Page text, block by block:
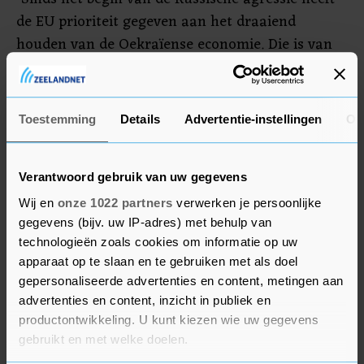
Toestemming Details Advertentie-instellingen
Verantwoord gebruik van uw gegevens
Wij en onze 1022 partners verwerken je persoonlijke
gegevens (bijv. uw IP-adres) met behulp van
technologieën zoals cookies om informatie op uw
apparaat op te slaan en te gebruiken met als doel
gepersonaliseerde advertenties en content, metingen aan
advertenties en content, inzicht in publiek en
productontwikkeling. U kunt kiezen wie uw gegevens
gebruikt en met welke doelen.
de EU prioriteit gegeven aan het draaiend
houden van de Oekraïense economie. Die is van
cruciaal belang om Oekraïne te helpen deze
oorlog te winnen en na de oorlog weer op eigen
benen te staan", aldus Valdis Dombrovskis,
vicevoorzitter van de Europese Commissie en
Bilaterale handel
Vorig jaar bedroeg de bilaterale handel tussen de
EU en Oekraïne meer dan 52 miljard euro. Dat
betekende een verdubbeling ten opzichte van
voor de vrijhandelsovereenkomst van 2016.
Nu de Oekraïense scheepvaart via de Zwarte Zee